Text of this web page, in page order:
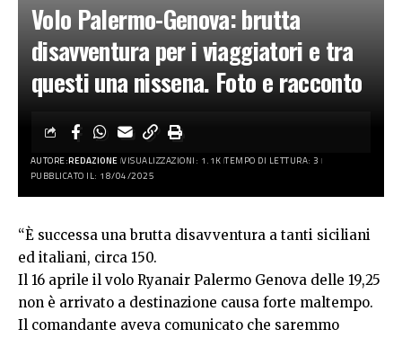
Volo Palermo-Genova: brutta
disavventura per i viaggiatori e tra
questi una nissena. Foto e racconto
AUTORE:REDAZIONE VISUALIZZAZIONI: 1.1K TEMPO DI LETTURA: 3
PUBBLICATO IL: 18/04/2025
“È successa una brutta disavventura a tanti siciliani
ed italiani, circa 150.
Il 16 aprile il volo Ryanair Palermo Genova delle 19,25
non è arrivato a destinazione causa forte maltempo.
Il comandante aveva comunicato che saremmo